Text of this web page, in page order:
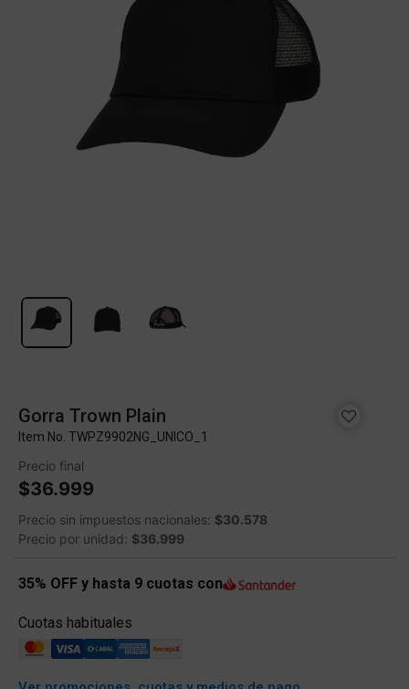
Gorra Trown Plain
Item No. TWPZ9902NG_UNICO_1
Precio final
$36.999
Precio sin impuestos nacionales: $30.578
Precio por unidad: $36.999
35% OFF y hasta 9 cuotas con
Cuotas habituales